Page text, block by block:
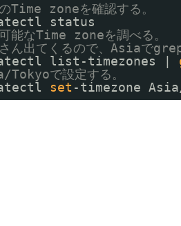
Time zoneを確認する。
status
能なTime zoneを調べる。
ん出てくるので、Asiaでgrep
list-timezones |
で設定する。
set -timezone Asia